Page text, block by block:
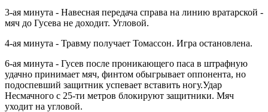
3-ая минута - Навесная передача справа на линию вратарской -
мяч до Гусева не доходит. Угловой.
4-ая минута - Травму получает Томассон. Игра остановлена.
6-ая минута - Гусев после проникающего паса в штрафную
удачно принимает мяч, финтом обыгрывает оппонента, но
подоспевший защитник успевает вставить ногу.Удар
Несмачного с 25-ти метров блокируют защитники. Мяч
уходит на угловой.